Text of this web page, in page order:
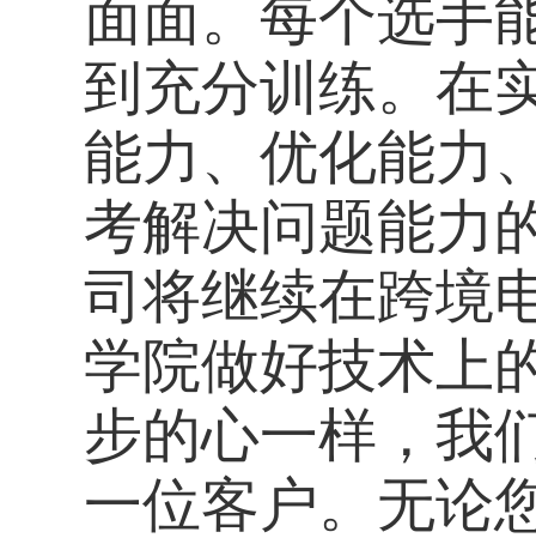
面面。每个选手
到充分训练。在
能力、优化能力
考解决问题能力
司将继续在跨境
学院做好技术上
步的心一样，我
一位客户。无论